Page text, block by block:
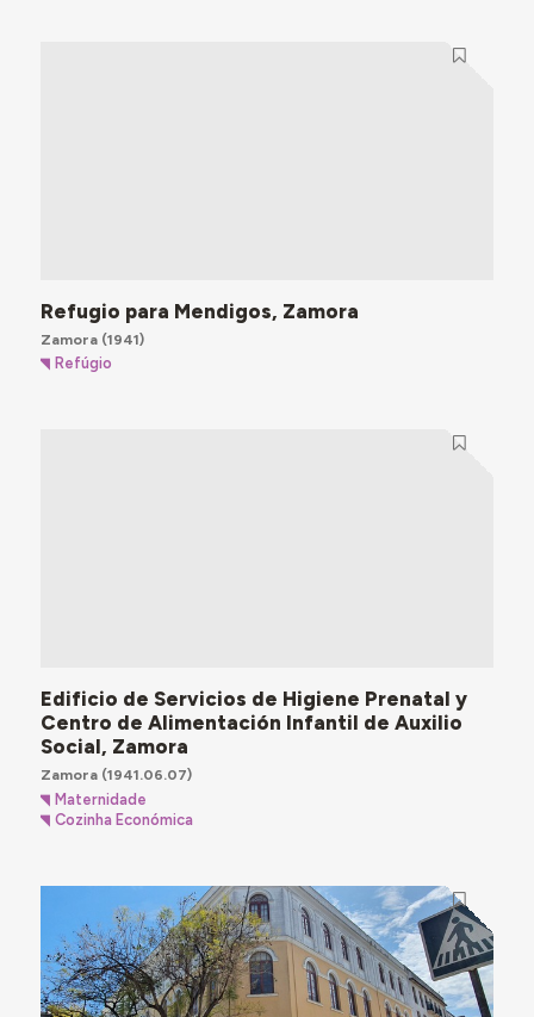
Refugio para Mendigos, Zamora
Zamora(1941)
Refúgio
Edificio de Servicios de Higiene Prenatal y
Centro de Alimentación Infantil de Auxilio
Social, Zamora
Zamora(1941.06.07)
Maternidade
Cozinha Económica